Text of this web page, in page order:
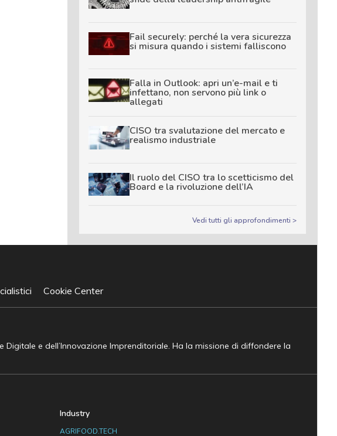
Fail securely: perché la vera sicurezza
si misura quando i sistemi falliscono
Falla in Outlook: apri un’e-mail e ti
infettano, non servono più link o
allegati
CISO tra svalutazione del mercato e
realismo industriale
Il ruolo del CISO tra lo scetticismo del
Board e la rivoluzione dell’IA
Vedi tutti gli approfondimenti >
Cookie Center
e dell’Innovazione Imprenditoriale. Ha la missione di diffondere la
Industry
AGRIFOOD.TECH